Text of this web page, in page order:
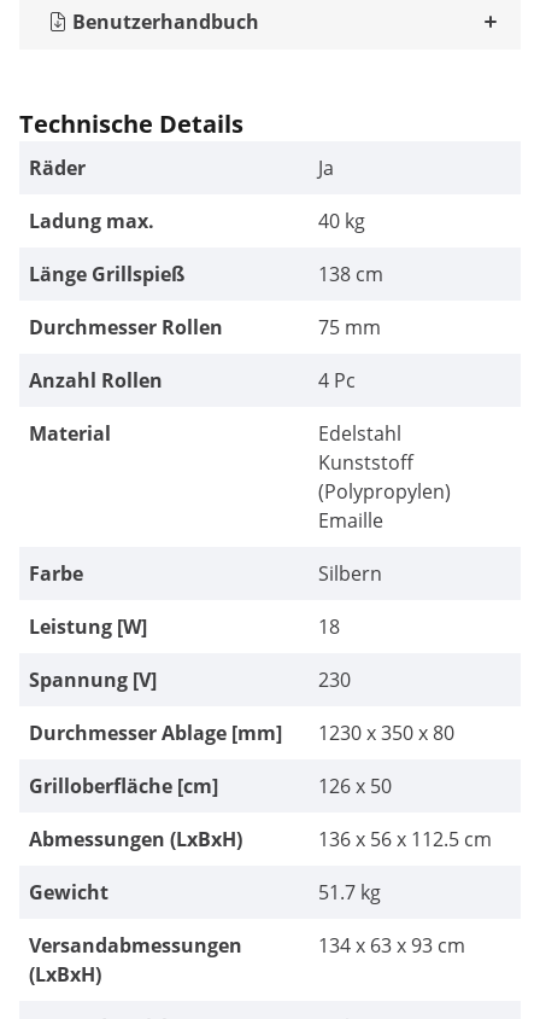
Benutzerhandbuch
Technische Details
Räder
Ja
Ladung max.
40 kg
Länge Grillspieß
138 cm
Durchmesser Rollen
75 mm
Anzahl Rollen
4 Pc
Material
Edelstahl
Kunststoff
(Polypropylen)
Emaille
Farbe
Silbern
Leistung [W]
18
Spannung [V]
230
Durchmesser Ablage [mm]
1230 x 350 x 80
Grilloberfläche [cm]
126 x 50
Abmessungen (LxBxH)
136 x 56 x 112.5 cm
Gewicht
51.7 kg
Versandabmessungen
(LxBxH)
134 x 63 x 93 cm